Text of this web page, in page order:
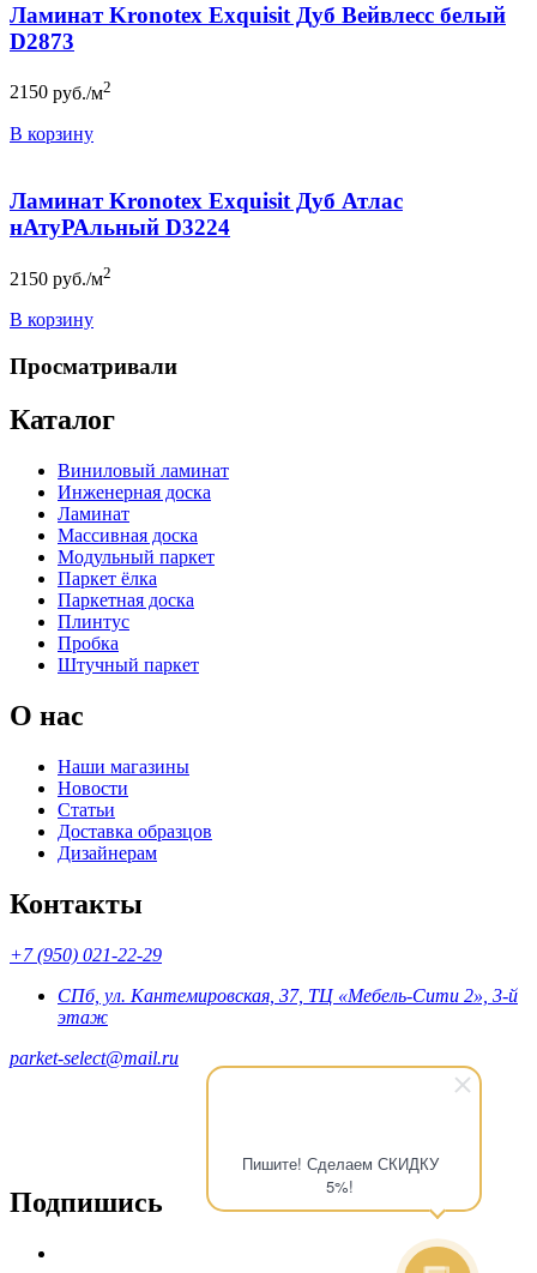
Пишите! Сделаем СКИДКУ
5%!
Ламинат Kronotex Exquisit Дуб Вейвлесс белый
D2873
2150 руб./м2
В корзину
Ламинат Kronotex Exquisit Дуб Атлас
нАтуРАльный D3224
2150 руб./м2
В корзину
Просматривали
Каталог
Виниловый ламинат
Инженерная доска
Ламинат
Массивная доска
Модульный паркет
Паркет ёлка
Паркетная доска
Плинтус
Пробка
Штучный паркет
О нас
Наши магазины
Новости
Статьи
Доставка образцов
Дизайнерам
Контакты
+7 (950) 021-22-29
СПб, ул. Кантемировская, 37, ТЦ «Мебель-Сити 2», 3-й
этаж
parket-select@mail.ru
Подпишись